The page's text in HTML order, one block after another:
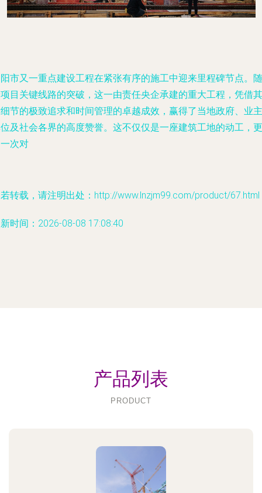
市又一重点建设工程在紧张有序的施工中迎来里程碑节点。随
目关键线路的突破，这一由责任央企承建的重大工程，凭借其
节的极致追求和时间管理的卓越成效，赢得了当地政府、业主
及社会各界的高度赞誉。这不仅仅是一座建筑工地的动工，更
次对
转载，请注明出处：http://www.lnzjm99.com/product/67.html
时间：2026-08-08 17:08:40
产品列表
PRODUCT